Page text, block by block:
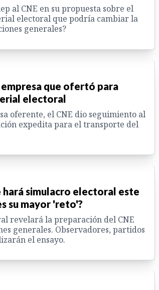
al CNE en su propuesta sobre el
electoral que podría cambiar la
generales?
empresa que ofertó para
electoral
oferente, el CNE dio seguimiento al
expedita para el transporte del
hará simulacro electoral este
su mayor 'reto'?
revelará la preparación del CNE
generales. Observadores, partidos
el ensayo.